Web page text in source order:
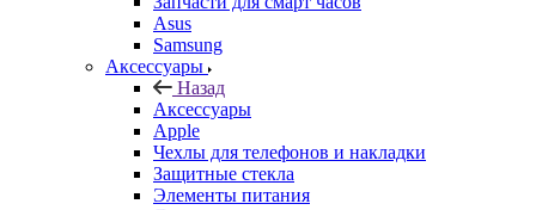
Asus
Samsung
Аксессуары
Назад
Аксессуары
Apple
Чехлы для телефонов и накладки
Защитные стекла
Элементы питания